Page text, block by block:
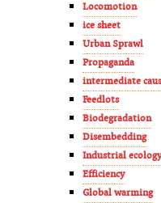
Locomotion
ice sheet
Urban Sprawl
Propaganda
intermediate
Feedlots
Biodegradation
Disembedding
Industrial ecology
Efficiency
Global warming